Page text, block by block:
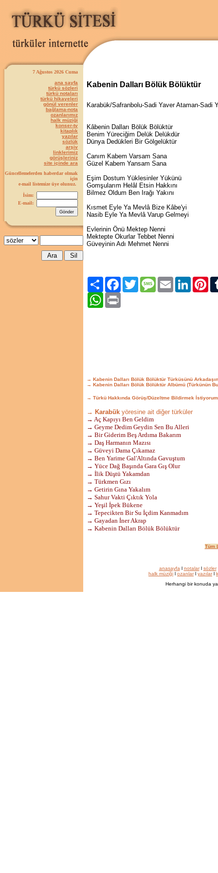
7 Ağustos 2026 Cuma
ana sayfa
türkü sözleri
türkü notaları
türkü hikayeleri
gönül verenler
bağlama-nota
ozanlarımız
halk müziği
konser-tv
kitaplık
yazılar
sözlük
arşiv
linklerimiz
görüşleriniz
site içinde ara
Güncellemelerden haberdar olmak
için
e-mail listemize üye olunuz.
İsim:
E-mail:
Kabenin Dalları Bölük Bölüktür
Karabük/Safranbolu-Sadi Yaver Ataman-Sadi
Kâbenin Dalları Bölük Bölüktür
Benim Yüreciğim Delük Delükdür
Dünya Dedükleri Bir Gölgelüktür
Canım Kabem Varsam Sana
Güzel Kabem Yansam Sana
Eşim Dostum Yüklesinler Yükünü
Gomşularım Helâl Etsin Hakkını
Bilmez Oldum Ben Irağı Yakını
Kısmet Eyle Ya Mevlâ Bize Kâbe'yi
Nasib Eyle Ya Mevlâ Varup Gelmeyi
Evlerinin Önü Mektep Nenni
Mektepte Okurlar Tebbet Nenni
Güveyinin Adı Mehmet Nenni
Paylaş FacebookTwitter Message Email LinkedIn
WhatsApp
→ Kabenin Dalları Bölük Bölüktür Türküsünü
→ Kabenin Dalları Bölük Bölüktür Albümü (Türkünün
→ Türkü Hakkında Görüş/Düzeltme Bildirmek İstiyorum
→ Karabük yöresine ait diğer türküler
→ Aç Kapıyı Ben Geldim
→ Geyme Dedim Geydin Sen Bu Alleri
→ Bir Giderim Beş Ardıma Bakarım
→ Daş Harmanın Mazısı
→ Güveyi Dama Çıkamaz
→ Ben Yarime Gal'Altında Gavuştum
→ Yüce Dağ Başında Gara Gış Olur
→ İlik Düştü Yakamdan
→ Türkmen Gızı
→ Getirin Gına Yakalım
→ Sahur Vakti Çıktık Yola
→ Yeşil İpek Bükene
→ Tepecikten Bir Su İçdim Kanmadım
→ Gayadan İner Akrap
→ Kabenin Dalları Bölük Bölüktür
Tüm
anasayfa l notalarl sözler
halk müziği l ozanlarl yazılarl
Herhangi bir konuda